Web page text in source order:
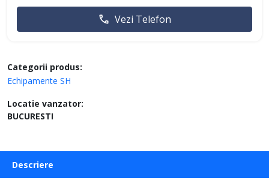
Categorii produs:
Echipamente SH
Locatie vanzator:
BUCURESTI
Vezi Telefon
Descriere